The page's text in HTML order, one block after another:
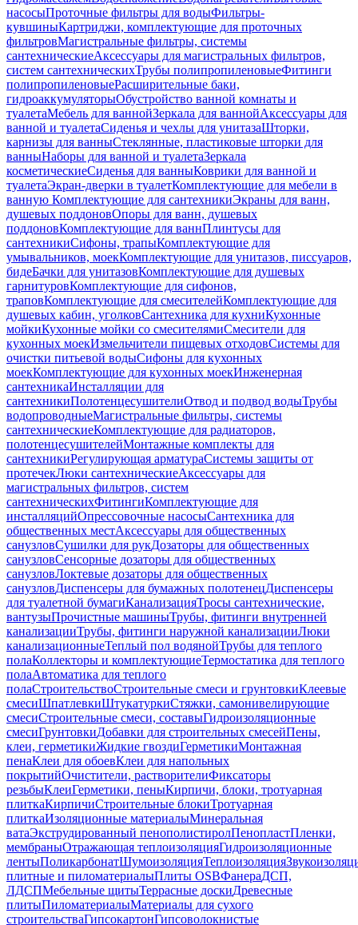
насосыПроточные фильтры для водыФильтры-
кувшиныКартриджи, комплектующие для проточных
фильтровМагистральные фильтры, системы
сантехническиеАксессуары для магистральных фильтров,
систем сантехническихТрубы полипропиленовыеФитинги
полипропиленовыеРасширительные баки,
гидроаккумуляторыОбустройство ванной комнаты и
туалетаМебель для ваннойЗеркала для ваннойАксессуары для
ванной и туалетаСиденья и чехлы для унитазаШторки,
карнизы для ванныСтеклянные, пластиковые шторки для
ванныНаборы для ванной и туалетаЗеркала
косметическиеСиденья для ванныКоврики для ванной и
туалетаЭкран-дверки в туалетКомплектующие для мебели в
ванную Комплектующие для сантехникиЭкраны для ванн,
душевых поддоновОпоры для ванн, душевых
поддоновКомплектующие для ваннПлинтусы для
сантехникиСифоны, трапыКомплектующие для
умывальников, моекКомплектующие для унитазов, писсуаров,
бидеБачки для унитазовКомплектующие для душевых
гарнитуровКомплектующие для сифонов,
траповКомплектующие для смесителейКомплектующие для
душевых кабин, уголковСантехника для кухниКухонные
мойкиКухонные мойки со смесителямиСмесители для
кухонных моекИзмельчители пищевых отходовСистемы для
очистки питьевой водыСифоны для кухонных
моекКомплектующие для кухонных моекИнженерная
сантехникаИнсталляции для
сантехникиПолотенцесушителиОтвод и подвод водыТрубы
водопроводныеМагистральные фильтры, системы
сантехническиеКомплектующие для радиаторов,
полотенцесушителейМонтажные комплекты для
сантехникиРегулирующая арматураСистемы защиты от
протечекЛюки сантехническиеАксессуары для
магистральных фильтров, систем
сантехническихФитингиКомплектующие для
инсталляцийОпрессовочные насосыСантехника для
общественных местАксессуары для общественных
санузловСушилки для рукДозаторы для общественных
санузловСенсорные дозаторы для общественных
санузловЛоктевые дозаторы для общественных
санузловДиспенсеры для бумажных полотенецДиспенсеры
для туалетной бумагиКанализацияТросы сантехнические,
вантузыПрочистные машиныТрубы, фитинги внутренней
канализацииТрубы, фитинги наружной канализацииЛюки
канализационныеТеплый пол водянойТрубы для теплого
полаКоллекторы и комплектующиеТермостатика для теплого
полаАвтоматика для теплого
полаСтроительствоСтроительные смеси и грунтовкиКлеевые
смесиШпатлевкиШтукатуркиСтяжки, самонивелирующие
смесиСтроительные смеси, составыГидроизоляционные
смесиГрунтовкиДобавки для строительных смесейПены,
клеи, герметикиЖидкие гвоздиГерметикиМонтажная
пенаКлеи для обоевКлеи для напольных
покрытийОчистители, растворителиФиксаторы
резьбыКлеиГерметики, пеныКирпичи, блоки, тротуарная
плиткаКирпичиСтроительные блокиТротуарная
плиткаИзоляционные материалыМинеральная
ватаЭкструдированный пенополистиролПенопластПленки,
мембраныОтражающая теплоизоляцияГидроизоляционные
лентыПоликарбонатШумоизоляцияТеплоизоляция
плитные и пиломатериалыПлиты OSBФанераДСП,
ЛДСПМебельные щитыТеррасные доскиДревесные
плитыПиломатериалыМатериалы для сухого
строительстваГипсокартонГипсоволокнистые